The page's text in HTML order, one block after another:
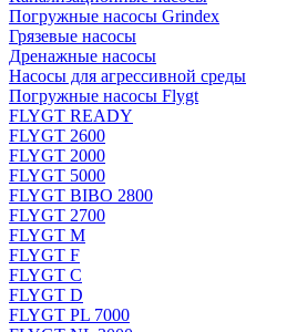
Погружные насосы Grindex
Грязевые насосы
Дренажные насосы
Насосы для агрессивной среды
Погружные насосы Flygt
FLYGT READY
FLYGT 2600
FLYGT 2000
FLYGT 5000
FLYGT BIBO 2800
FLYGT 2700
FLYGT M
FLYGT F
FLYGT C
FLYGT D
FLYGT PL 7000